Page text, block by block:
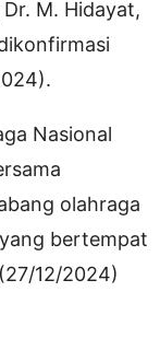
M. Hidayat,
Nasional
olahraga
bertempat
12/2024)